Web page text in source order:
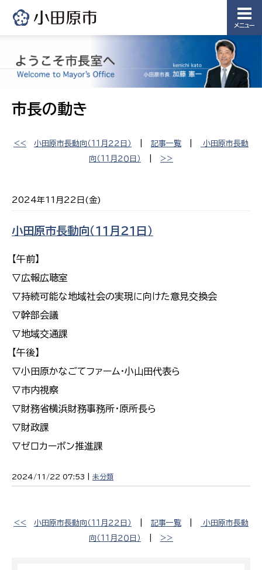
メニュー
市長の動き
<< 小田原市長動向（１１月２２日） 記事一覧
小田原市長動
向（１１月２０日）
>>
2024年11月22日(金)
小田原市長動向（１１月２１日）
【午前】
▽広報広聴室
▽持続可能な地域社会の実現に向けた意見交換会
▽幹部会議
▽地域交通課
【午後】
▽小田原かなごてファーム・小山田代表ら
▽市内視察
▽財務省横浜財務事務所・原所長ら
▽財政課
▽ゼロカーボン推進課
2024/11/22 07:53 | 未分類
<< 小田原市長動向（１１月２２日） 記事一覧
小田原市長動
向（１１月２０日）
>>